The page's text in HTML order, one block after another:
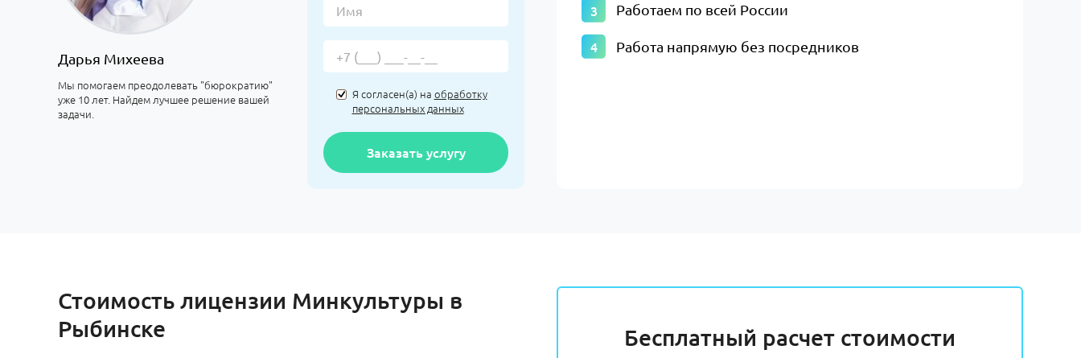
Дарья Михеева
Мы помогаем преодолевать "бюрократию"
уже 10 лет. Найдем лучшее решение вашей
задачи.
Я согласен(а) на обработку
персональных данных
Заказать услугу
Работаем по всей России
Работа напрямую без посредников
Стоимость лицензии Минкультуры в
Рыбинске
Бесплатный расчет стоимости